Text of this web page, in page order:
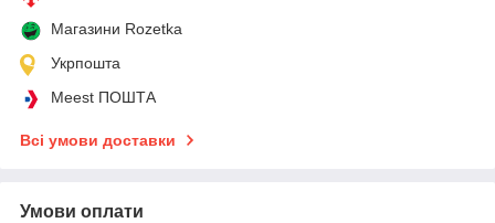
Магазини Rozetka
Укрпошта
Meest ПОШТА
Всі умови доставки
Умови оплати